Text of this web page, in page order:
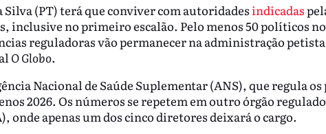
(PT) terá que conviver com autoridadesindicadas
inclusive no primeiro escalão. Pelo menos 50 políticos
reguladoras vão permanecer na administração
O Globo.
Nacional de Saúde Suplementar (ANS), que regula os
2026. Os números se repetem em outro órgão
onde apenas um dos cinco diretores deixará o cargo.